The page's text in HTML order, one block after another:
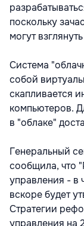
поскольку
могут
Система
собой
скапливается
компьютеров.
в "облаке"
Генеральный
сообщила, что
управления - в
вскоре будет
Стратегии
управления на